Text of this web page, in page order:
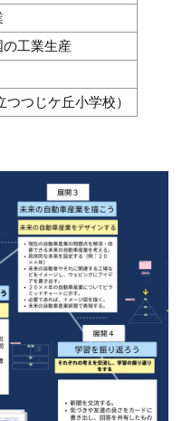
の工業生産
つじケ丘小学校）